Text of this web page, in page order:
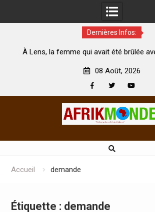
Dernières Infos:
la femme qui avait été brûlée avec son bébé
08 Août, 2026
Accueil demande
Étiquette : demande